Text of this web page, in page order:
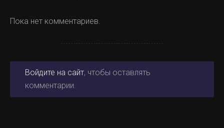
Пока нет комментариев.
Войдите на сайт, чтобы оставлять
комментарии.